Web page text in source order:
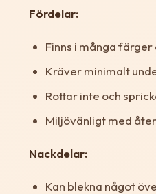
Fördelar:
Finns i många
Kräver minimalt
Rottar inte och
Miljövänligt med
Nackdelar:
Kan blekna något